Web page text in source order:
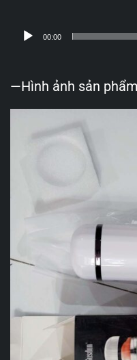
00:00
—Hình ảnh sản